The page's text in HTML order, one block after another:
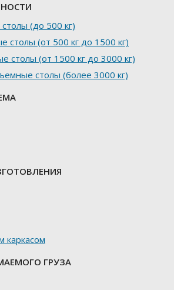
(до 500 кг)
столы (от 500 кг до 1500 кг)
столы (от 1500 кг до 3000 кг)
столы (более 3000 кг)
каркасом
ГРУЗА